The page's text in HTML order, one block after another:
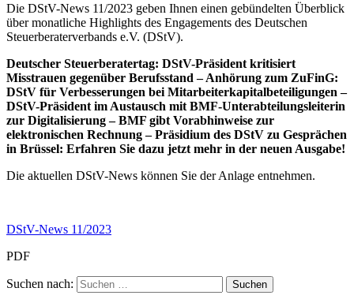
Die DStV-News 11/2023 geben Ihnen einen gebündelten Überblick
über monatliche Highlights des Engagements des Deutschen
Steuerberaterverbands e.V. (DStV).
Deutscher Steuerberatertag: DStV-Präsident kritisiert
Misstrauen gegenüber Berufsstand – Anhörung zum ZuFinG:
DStV für Verbesserungen bei Mitarbeiterkapitalbeteiligungen –
DStV-Präsident im Austausch mit BMF-Unterabteilungsleiterin
zur Digitalisierung – BMF gibt Vorabhinweise zur
elektronischen Rechnung – Präsidium des DStV zu Gesprächen
in Brüssel: Erfahren Sie dazu jetzt mehr in der neuen Ausgabe!
Die aktuellen DStV-News können Sie der Anlage entnehmen.
DStV-News 11/2023
PDF
Suchen nach: